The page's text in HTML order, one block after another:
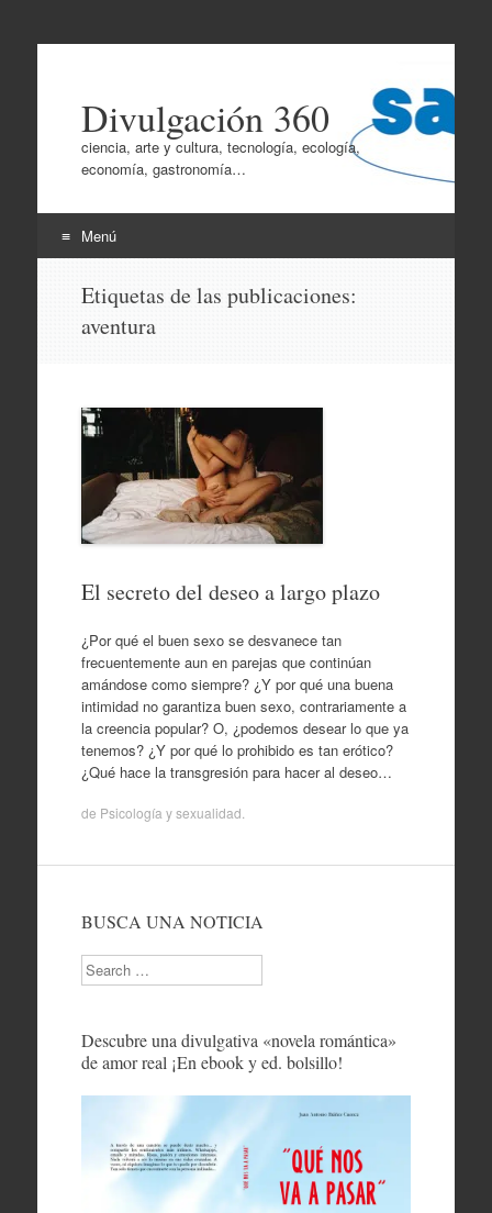
Divulgación 360
ciencia, arte y cultura, tecnología, ecología,
economía, gastronomía…
Menú
contenido
Etiquetas de las publicaciones:
aventura
El secreto del deseo a largo plazo
¿Por qué el buen sexo se desvanece tan
frecuentemente aun en parejas que continúan
amándose como siempre? ¿Y por qué una buena
intimidad no garantiza buen sexo, contrariamente a
la creencia popular? O, ¿podemos desear lo que ya
tenemos? ¿Y por qué lo prohibido es tan erótico?
¿Qué hace la transgresión para hacer al deseo…
de Psicología y sexualidad
BUSCA UNA NOTICIA
Search
Descubre una divulgativa «novela romántica»
de amor real ¡En ebook y ed. bolsillo!